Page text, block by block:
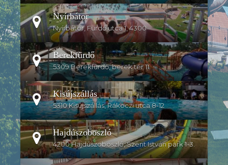
Nyírbátor
Nyírbátor, Fürdő utca 1, 4300
Berekfürdő
5309 Berekfürdő, berek tér 11.
Kisújszállás
5310 Kisújszállás, Rákoczi utca 8-12
Hajdúszoboszló
4200 Hajdúszoboszló, Szent István park 1-3.